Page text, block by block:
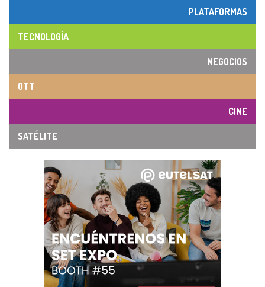
PLATAFORMAS
TECNOLOGÍA
NEGOCIOS
OTT
CINE
SATÉLITE